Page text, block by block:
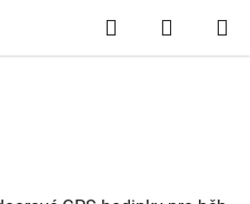
Hledat
KOŠÍK